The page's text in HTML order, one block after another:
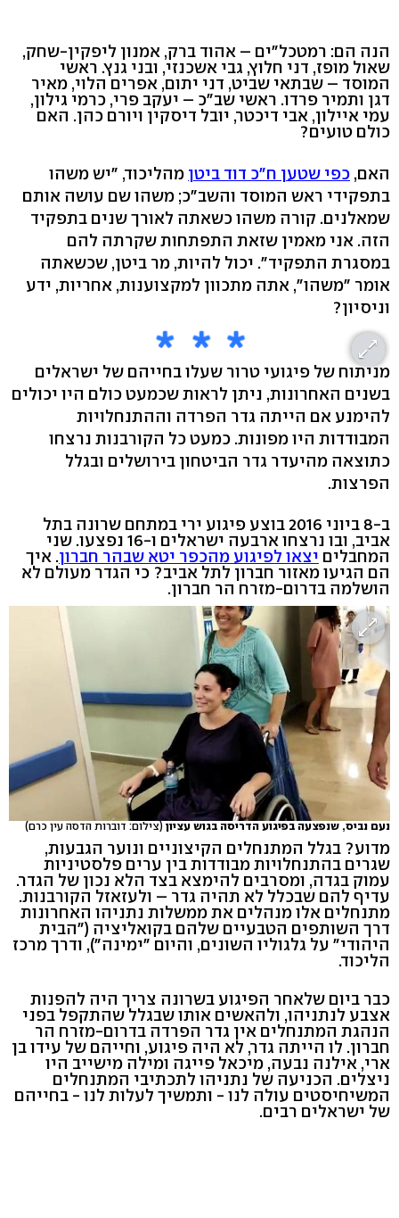
הנה הם: רמטכל"ים – אהוד ברק, אמנון ליפקין-שחק,
שאול מופז, דני חלוץ, גבי אשכנזי, ובני גנץ. ראשי
המוסד – שבתאי שביט, דני יתום, אפרים הלוי, מאיר
דגן ותמיר פרדו. ראשי שב"כ – יעקב פרי, כרמי גילון,
עמי איילון, אבי דיכטר, יובל דיסקין ויורם כהן. האם
כולם טועים?
האם, כפי שטען ח"כ דוד ביטן מהליכוד, "יש משהו
בתפקידי ראש המוסד והשב"כ; משהו שם עושה אותם
שמאלנים. קורה משהו כשאתה לאורך שנים בתפקיד
הזה. אני מאמין שזאת התפתחות שקרתה להם
במסגרת התפקיד". יכול להיות, מר ביטן, שכשאתה
אומר "משהו", אתה מתכוון למקצוענות, אחריות, ידע
וניסיון?
מניתוח של פיגועי טרור שעלו בחייהם של ישראלים
בשנים האחרונות, ניתן לראות שכמעט כולם היו יכולים
להימנע אם הייתה גדר הפרדה וההתנחלויות
המבודדות היו מפונות. כמעט כל הקורבנות נרצחו
כתוצאה מהיעדר גדר הביטחון בירושלים ובגלל
הפרצות.
ב-8 ביוני 2016 בוצע פיגוע ירי במתחם שרונה בתל
אביב, ובו נרצחו ארבעה ישראלים ו-16 נפצעו. שני
המחבלים יצאו לפיגוע מהכפר יטא שבהר חברון. איך
הם הגיעו מאזור חברון לתל אביב? כי הגדר מעולם לא
הושלמה בדרום-מזרח הר חברון.
נעם נביס, שנפצעה בפיגוע הדריסה בגוש עציון (צילום: דוברות הדסה עין כרם)
מדוע? בגלל המתנחלים הקיצוניים ונוער הגבעות,
שגרים בהתנחלויות מבודדות בין ערים פלסטיניות
עמוק בגדה, ומסרבים להימצא בצד הלא נכון של הגדר.
עדיף להם שבכלל לא תהיה גדר – ולעזאזל הקורבנות.
מתנחלים אלו מנהלים את ממשלות נתניהו האחרונות
דרך השותפים הטבעיים שלהם בקואליציה ("הבית
היהודי" על גלגוליו השונים, והיום "ימינה"), ודרך מרכז
הליכוד.
כבר ביום שלאחר הפיגוע בשרונה צריך היה להפנות
אצבע לנתניהו, ולהאשים אותו שבגלל שהתקפל בפני
הנהגת המתנחלים אין גדר הפרדה בדרום-מזרח הר
חברון. לו הייתה גדר, לא היה פיגוע, וחייהם של עידו בן
ארי, אילנה נבעה, מיכאל פייגה ומילה מישייב היו
ניצלים. הכניעה של נתניהו לתכתיבי המתנחלים
המשיחיסטים עולה לנו - ותמשיך לעלות לנו - בחייהם
של ישראלים רבים.